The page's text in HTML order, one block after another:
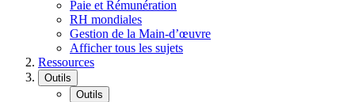
Paie et Rémunération
RH mondiales
Gestion de la Main-d’œuvre
Afficher tous les sujets
Ressources
Outils
Outils